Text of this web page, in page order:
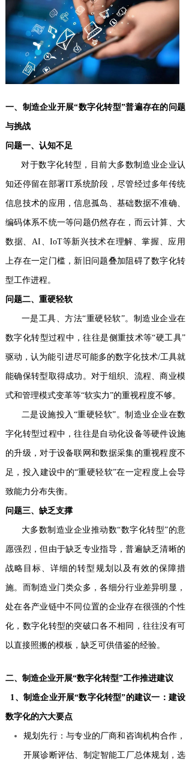
一、制造企业开展“数字化转型”普遍存在的问题
与挑战
问题一、认知不足
对于数字化转型，目前大多数制造业企业认
知还停留在部署IT系统阶段，尽管经过多年传统
信息技术的应用，信息孤岛、基础数据不准确、
编码体系不统一等问题仍然存在，而云计算、大
数据、AI、IoT等新兴技术在理解、掌握、应用
上存在一定门槛，新旧问题叠加阻碍了数字化转
型工作进程。
问题二、重硬轻软
一是工具、方法“重硬轻软”。制造业企业在
数字化转型过程中，往往是侧重技术等“硬工具”
驱动，认为能引进尽可能多的数字化技术/工具就
能确保转型取得成功。对于组织、流程、商业模
式和管理模式变革等“软实力”的重视程度不够。
二是设施投入“重硬轻软”。制造业企业在数
字化转型过程中，往往是自动化设备等硬件设施
的升级，对于设备联网和数据采集的重视程度不
足，投入建设中的“重硬轻软”在一定程度上会导
致能力分布失衡。
问题三、缺乏支撑
大多数制造业企业推动数“数字化转型”的意
愿强烈，但由于缺乏专业指导，普遍缺乏清晰的
战略目标、详细的转型规划以及有效的保障措
施。而制造业门类众多，各细分行业差异明显，
处在各产业链中不同位置的企业存在很强的个性
化，数字化转型的突破口各不相同，往往没有可
以直接照搬的模板，缺乏可供借鉴的经验。
二、制造企业开展“数字化转型”工作推进建议
1、制造企业开展“数字化转型”的建议一：建设
数字化的六大要点
规划先行：与专业的厂商和咨询机构合作，
开展诊断评估、制定智能工厂总体规划，选